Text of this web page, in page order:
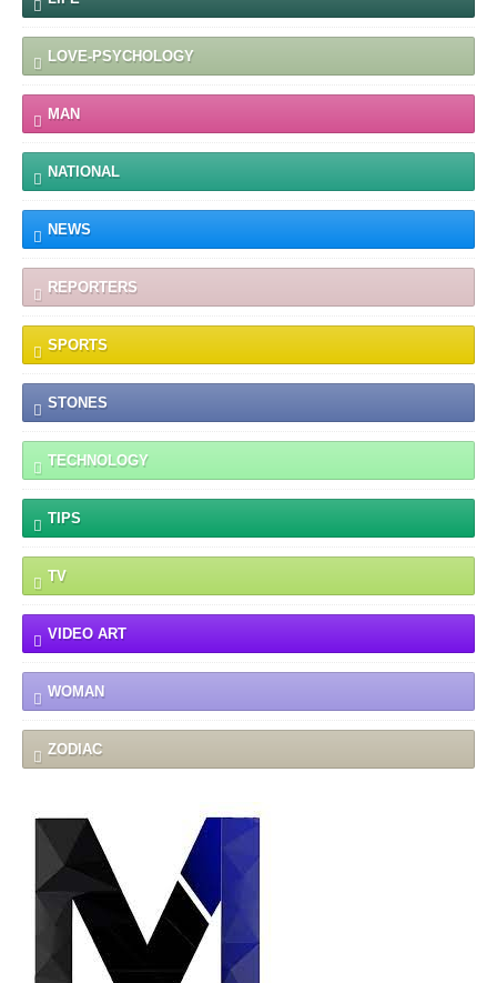
LOVE-PSYCHOLOGY
MAN
NATIONAL
NEWS
REPORTERS
SPORTS
STONES
TECHNOLOGY
TIPS
TV
VIDEO ART
WOMAN
ZODIAC